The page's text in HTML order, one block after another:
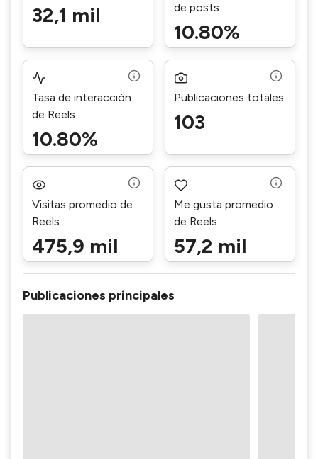
32,1 mil
de posts
10.80%
Tasa de interacción
de Reels
10.80%
Publicaciones totales
103
Visitas promedio de
Reels
475,9 mil
Me gusta promedio
de Reels
57,2 mil
Publicaciones principales